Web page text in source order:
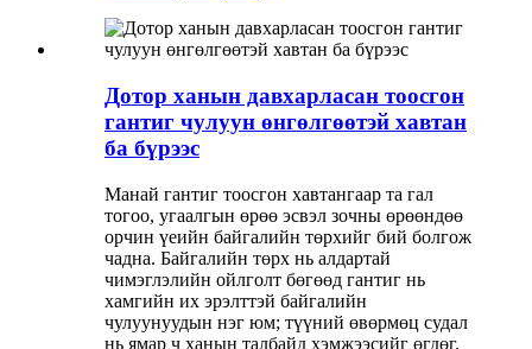
Дотор ханын давхарласан тоосгон
гантиг чулуун өнгөлгөөтэй хавтан
ба бүрээс
Манай гантиг тоосгон хавтангаар та гал
тогоо, угаалгын өрөө эсвэл зочны өрөөндөө
орчин үеийн байгалийн төрхийг бий болгож
чадна. Байгалийн төрх нь алдартай
чимэглэлийн ойлголт бөгөөд гантиг нь
хамгийн их эрэлттэй байгалийн
чулуунуудын нэг юм; түүний өвөрмөц судал
нь ямар ч ханын талбайд хэмжээсийг өгдөг.